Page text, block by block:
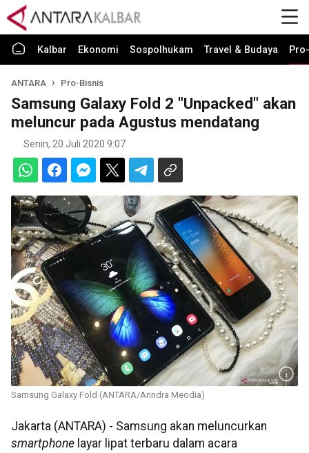
Kalbar Ekonomi Sospolhukam Travel & Budaya
ANTARA Pro-Bisnis
Samsung Galaxy Fold 2 "Unpacked" akan
meluncur pada Agustus mendatang
Senin, 20 Juli 2020 9:07
Samsung Galaxy Fold (ANTARA/Arindra Meodia)
Jakarta (ANTARA) - Samsung akan meluncurkan
smartphone layar lipat terbaru dalam acara